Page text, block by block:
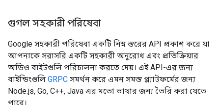
গুগল সহকারী পরিষেবা
Google সহকারী পরিষেবা একটি নিম্ন স্তরের API প্রকাশ করে যা
আপনাকে সরাসরি একটি সহকারী অনুরোধ এবং প্রতিক্রিয়ার
অডিও বাইটগুলি পরিচালনা করতে দেয়। এই API-এর জন্য
বাইন্ডিংগুলি GRPC সমর্থন করে এমন সমস্ত প্ল্যাটফর্মের জন্য
Node.js, Go, C++, Java এর মতো ভাষার জন্য তৈরি করা যেতে
পারে।